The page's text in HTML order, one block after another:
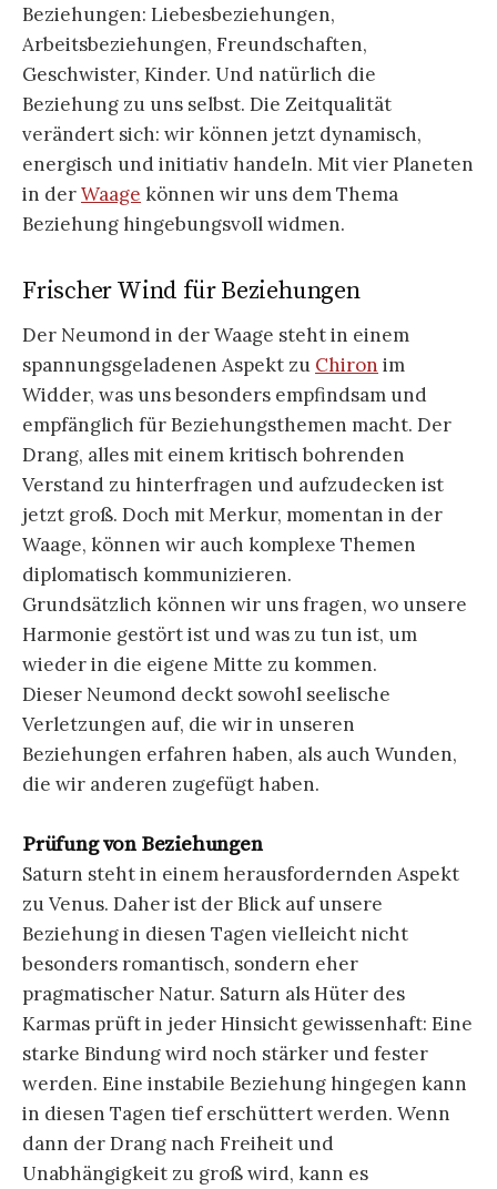
Beziehungen: Liebesbeziehungen,
Arbeitsbeziehungen, Freundschaften,
Geschwister, Kinder. Und natürlich die
Beziehung zu uns selbst. Die Zeitqualität
verändert sich: wir können jetzt dynamisch,
energisch und initiativ handeln. Mit vier Planeten
in derWaage können wir uns dem Thema
Beziehung hingebungsvoll widmen.
Frischer Wind für Beziehungen
Der Neumond in der Waage steht in einem
spannungsgeladenen Aspekt zu Chiron im
Widder, was uns besonders empfindsam und
empfänglich für Beziehungsthemen macht. Der
Drang, alles mit einem kritisch bohrenden
Verstand zu hinterfragen und aufzudecken ist
jetzt groß. Doch mit Merkur, momentan in der
Waage, können wir auch komplexe Themen
diplomatisch kommunizieren.
Grundsätzlich können wir uns fragen, wo unsere
Harmonie gestört ist und was zu tun ist, um
wieder in die eigene Mitte zu kommen.
Dieser Neumond deckt sowohl seelische
Verletzungen auf, die wir in unseren
Beziehungen erfahren haben, als auch Wunden,
die wir anderen zugefügt haben.
Prüfung von Beziehungen
Saturn steht in einem herausfordernden Aspekt
zu Venus. Daher ist der Blick auf unsere
Beziehung in diesen Tagen vielleicht nicht
besonders romantisch, sondern eher
pragmatischer Natur. Saturn als Hüter des
Karmas prüft in jeder Hinsicht gewissenhaft: Eine
starke Bindung wird noch stärker und fester
werden. Eine instabile Beziehung hingegen kann
in diesen Tagen tief erschüttert werden. Wenn
dann der Drang nach Freiheit und
Unabhängigkeit zu groß wird, kann es